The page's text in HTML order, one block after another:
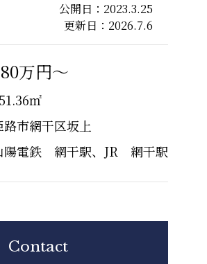
公開日：2023.3.25
更新日：2026.7.6
万円～
㎡
路市網干区坂上
陽電鉄 網干駅、JR 網干駅
Contact